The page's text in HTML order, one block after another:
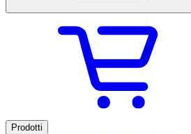
Prodotti